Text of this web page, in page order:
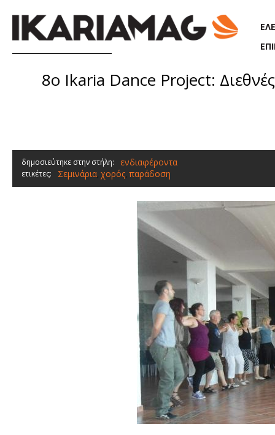
8o Ikaria Dance Project:
δημοσιεύτηκε στην στήλη: ενδιαφέροντα
ετικέτες: Σεμινάρια, χορός, παράδοση